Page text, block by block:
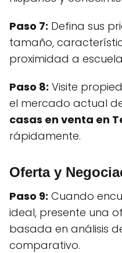
Paso 7: Defina sus
tamaño,
proximidad a
Paso 8: Visite
el mercado actual
casas en venta en
rápidamente.
Oferta y
Paso 9: Cuando
ideal, presente una
basada en análisis
comparativo.